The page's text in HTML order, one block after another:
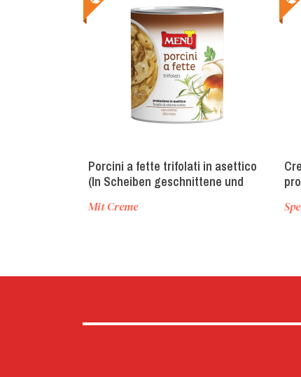
Porcini a fette trifolati in asettico
(In Scheiben geschnittene und
Steinpilze)
Mit Creme